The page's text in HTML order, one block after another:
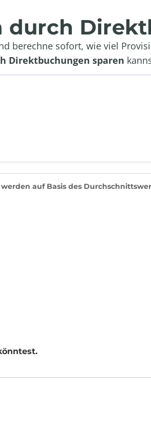
durch
berechne sofort, wie viel
Direktbuchungen sparen
auf Basis des